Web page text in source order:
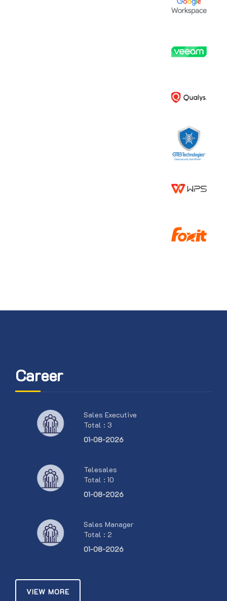
Career
Sales Executive
Total : 3
01-08-2026
Telesales
Total : 10
01-08-2026
Sales Manager
Total : 2
01-08-2026
VIEW MORE